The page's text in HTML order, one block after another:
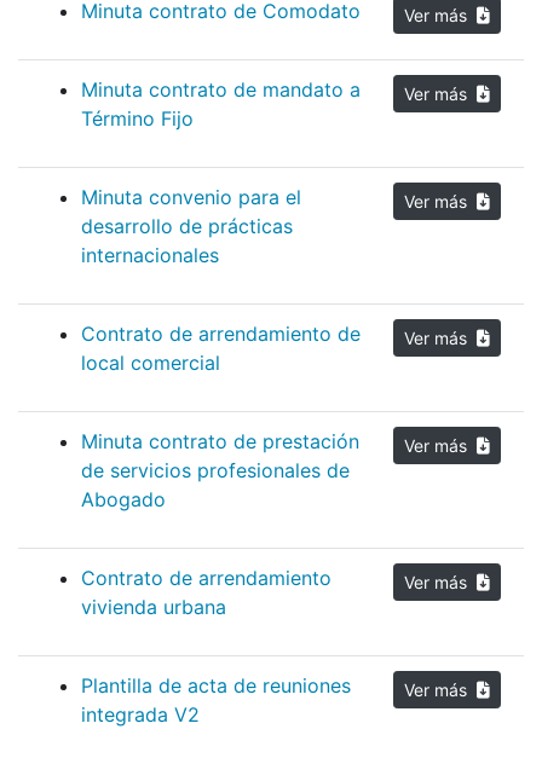
Minuta contrato de Comodato Ver más
Minuta contrato de mandato a
Término Fijo
Ver más
Minuta convenio para el
desarrollo de prácticas
internacionales
Ver más
Contrato de arrendamiento de
local comercial
Ver más
Minuta contrato de prestación
de servicios profesionales de
Abogado
Ver más
Contrato de arrendamiento
vivienda urbana
Ver más
Plantilla de acta de reuniones
integrada V2
Ver más